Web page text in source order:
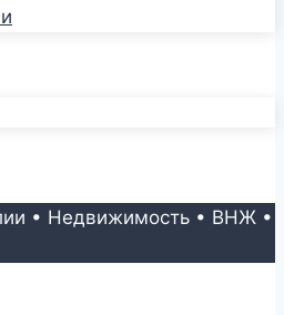
• Недвижимость • ВНЖ •